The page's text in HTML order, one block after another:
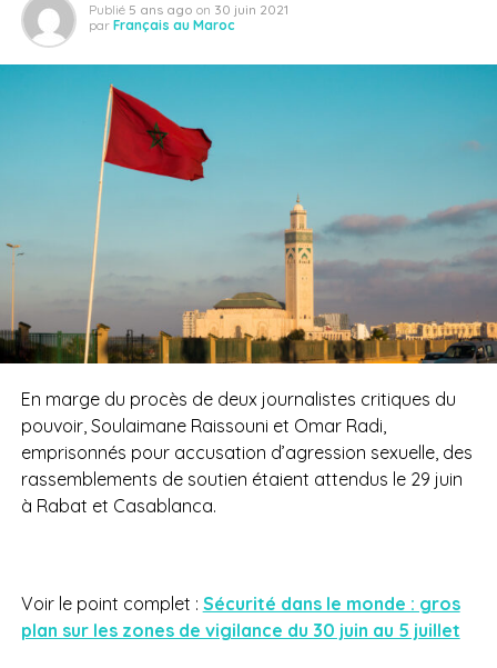
Publié 5 ans ago on 30 juin 2021
par Français au Maroc
En marge du procès de deux journalistes critiques du
pouvoir, Soulaimane Raissouni et Omar Radi,
emprisonnés pour accusation d’agression sexuelle, des
rassemblements de soutien étaient attendus le 29 juin
à Rabat et Casablanca.
Voir le point complet : Sécurité dans le monde : gros
plan sur les zones de vigilance du 30 juin au 5 juillet